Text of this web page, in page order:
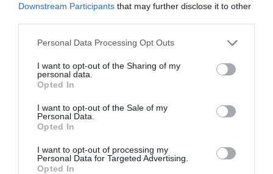
Downstream Participants that may further disclose it to other
Personal Data Processing Opt Outs
I want to opt-out of the Sharing of my
personal data.
Opted In
I want to opt-out of the Sale of my
Personal Data.
Opted In
I want to opt-out of processing my
Personal Data for Targeted Advertising.
Opted In
Newsletter
Κάθε βδομάδα στο e-mail σας τα τελευταία νέα για